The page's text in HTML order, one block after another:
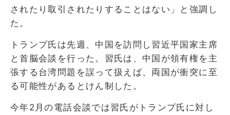
されたり取引されたりすることはない」と強調し
た。
トランプ氏は先週、中国を訪問し習近平国家主席
と首脳会談を行った。習氏は、中国が領有権を主
張する台湾問題を誤って扱えば、両国が衝突に至
る可能性があるとけん制した。
今年2月の電話会談では習氏がトランプ氏に対し